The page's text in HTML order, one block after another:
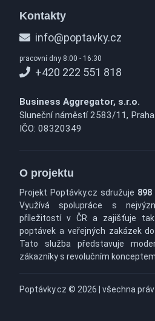
Kontakty
info@poptavky.cz
pracovní dny 8:00 - 16:30
+420 222 551 818
Business Aggregator, s.r.o.
Sluneční náměstí 2583/11,
IČO: 08320349
O projektu
Projekt Poptávky.cz sdružuje 898
Využívá spolupráce s
příležitostí v ČR a zajišťuje
poptávek a veřejných zakázek
Tato služba představuje
zákazníky s revolučním
Poptávky.cz © 2026 | všechna